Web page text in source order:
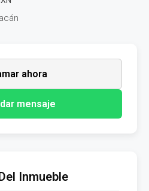
ahora
mensaje
Inmueble